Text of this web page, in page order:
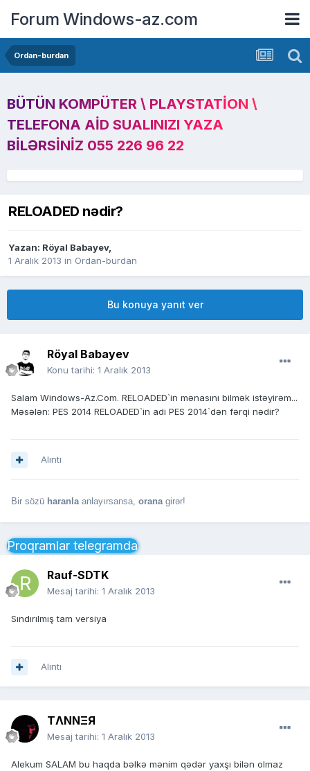
Forum Windows-az.com
Ordan-burdan
BÜTÜN KOMPÜTER \ PLAYSTATION \
TELEFONA AID SUALINIZI YAZA
BILƏRSINIZ 055 226 96 22
RELOADED nədir?
Yazan: Röyal Babayev,
1 Aralık 2013 in Ordan-burdan
Bu konuya yanıt ver
Röyal Babayev
Konu tarihi: 1 Aralık 2013
Salam Windows-Az.Com. RELOADED`in mənasını bilmək istəyirəm...
Məsələn: PES 2014 RELOADED`in adi PES 2014`dən fərqi nədir?
Alıntı
Bir sözü haranla anlayırsansa, orana girər!
Proqramlar telegramda
Rauf-SDTK
Mesaj tarihi: 1 Aralık 2013
Sındırılmış tam versiya
Alıntı
TΛNNΞЯ
Mesaj tarihi: 1 Aralık 2013
Alekum SALAM bu haqda bəlkə mənim qədər yaxşı bilən olmaz